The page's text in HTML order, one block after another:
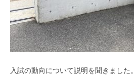
入試の動向について説明を聞きました。